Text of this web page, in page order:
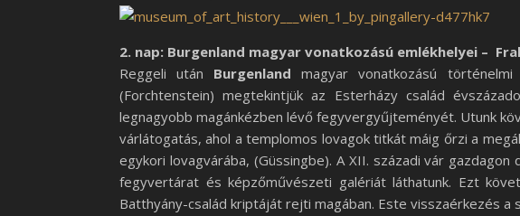
2. nap: Burgenland magyar vonatkozású emlékhelyei –
Reggeli után Burgenland magyar vonatkozású
(Forchtenstein) megtekintjük az Esterházy család
legnagyobb magánkézben lévő fegyvergyűjteményét. Utunk
várlátogatás, ahol a templomos lovagok titkát máig őrzi a
egykori lovagvárába, (Güssingbe). A XII. századi vár
fegyvertárat és képzőművészeti galériát láthatunk. Ezt
Batthyány-család kriptáját rejti magában. Este visszaérkezés a